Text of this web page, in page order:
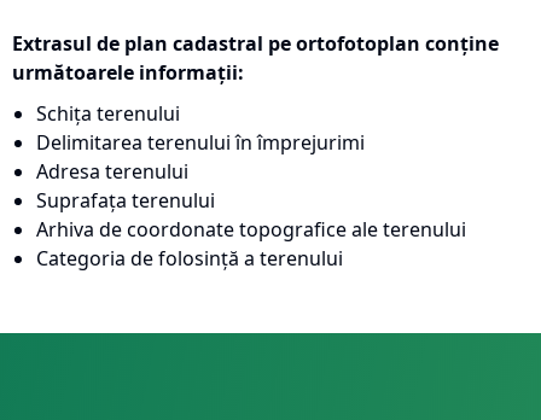
Extrasul de plan cadastral pe ortofotoplan conține
următoarele informații:
Schița terenului
Delimitarea terenului în împrejurimi
Adresa terenului
Suprafața terenului
Arhiva de coordonate topografice ale terenului
Categoria de folosință a terenului